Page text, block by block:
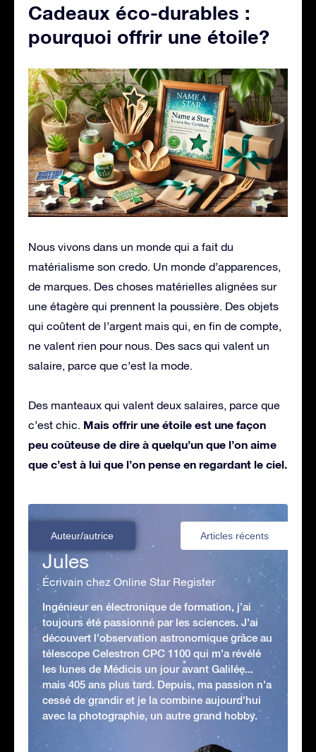
Cadeaux éco-durables :
pourquoi offrir une étoile?
Nous vivons dans un monde qui a fait du
matérialisme son credo. Un monde d’apparences,
de marques. Des choses matérielles alignées sur
une étagère qui prennent la poussière. Des objets
qui coûtent de l’argent mais qui, en fin de compte,
ne valent rien pour nous. Des sacs qui valent un
salaire, parce que c’est la mode.
Des manteaux qui valent deux salaires, parce que
c’est chic. Mais offrir une étoile est une façon
peu coûteuse de dire à quelqu’un que l’on aime
que c’est à lui que l’on pense en regardant le ciel.
Auteur/autrice Articles récents
Jules
Écrivain chez Online Star Register
Ingénieur en électronique de formation, j’ai
toujours été passionné par les sciences. J'ai
découvert l'observation astronomique grâce au
télescope Celestron CPC 1100 qui m'a révélé
les lunes de Médicis un jour avant Galilée...
mais 405 ans plus tard. Depuis, ma passion n'a
cessé de grandir et je la combine aujourd'hui
avec la photographie, un autre grand hobby.